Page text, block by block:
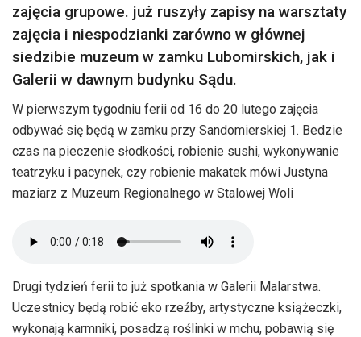
zajęcia grupowe. już ruszyły zapisy na warsztaty
zajęcia i niespodzianki zarówno w głównej
siedzibie muzeum w zamku Lubomirskich, jak i
Galerii w dawnym budynku Sądu.
W pierwszym tygodniu ferii od 16 do 20 lutego zajęcia
odbywać się będą w zamku przy Sandomierskiej 1. Bedzie
czas na pieczenie słodkości, robienie sushi, wykonywanie
teatrzyku i pacynek, czy robienie makatek mówi Justyna
maziarz z Muzeum Regionalnego w Stalowej Woli
Drugi tydzień ferii to już spotkania w Galerii Malarstwa.
Uczestnicy będą robić eko rzeźby, artystyczne książeczki,
wykonają karmniki, posadzą roślinki w mchu, pobawią się